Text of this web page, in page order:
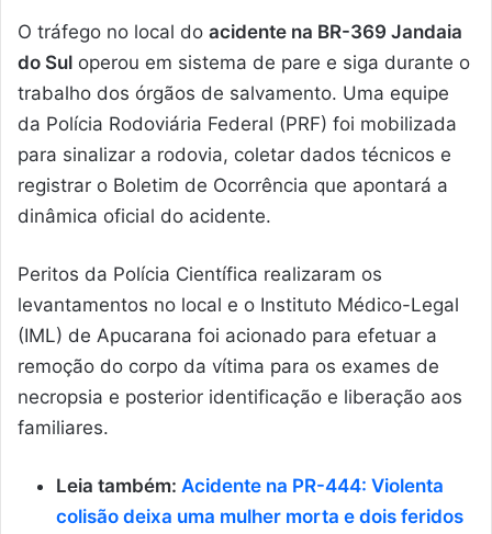
O tráfego no local do acidente na BR-369 Jandaia
do Sul operou em sistema de pare e siga durante o
trabalho dos órgãos de salvamento. Uma equipe
da Polícia Rodoviária Federal (PRF) foi mobilizada
para sinalizar a rodovia, coletar dados técnicos e
registrar o Boletim de Ocorrência que apontará a
dinâmica oficial do acidente.
Peritos da Polícia Científica realizaram os
levantamentos no local e o Instituto Médico-Legal
(IML) de Apucarana foi acionado para efetuar a
remoção do corpo da vítima para os exames de
necropsia e posterior identificação e liberação aos
familiares.
Leia também: Acidente na PR-444: Violenta
colisão deixa uma mulher morta e dois feridos